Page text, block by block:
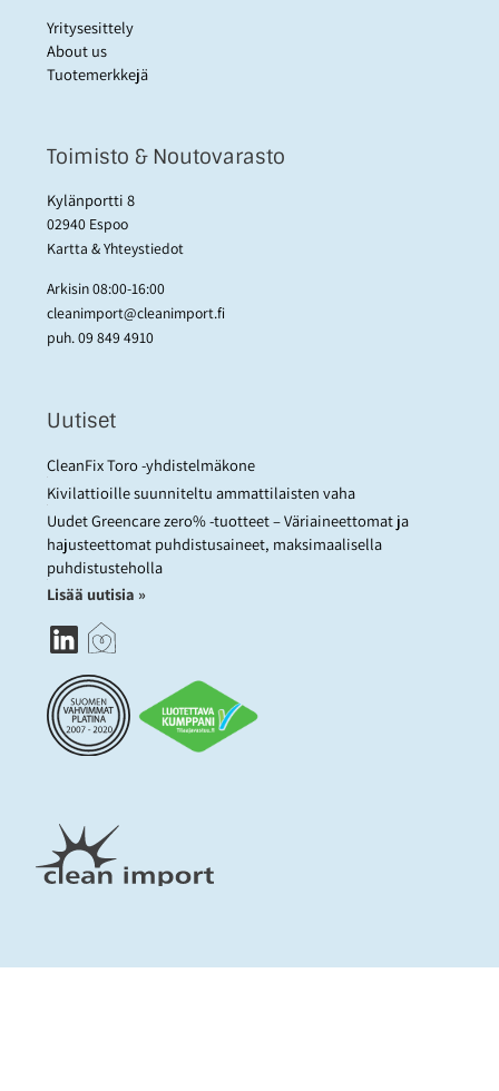
Yritysesittely
About us
Tuotemerkkejä
Toimisto & Noutovarasto
Kylänportti 8
02940 Espoo
Kartta & Yhteystiedot
Arkisin 08:00-16:00
cleanimport@cleanimport.fi
puh.09 849 4910
Uutiset
CleanFix Toro -yhdistelmäkone
Kivilattioille suunniteltu ammattilaisten vaha
Uudet Greencare zero% -tuotteet – Väriaineettomat ja
hajusteettomat puhdistusaineet, maksimaalisella
puhdistusteholla
Lisää uutisia »